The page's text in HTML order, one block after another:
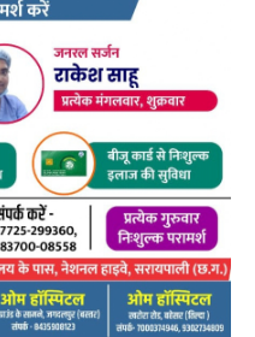
दिए हैं कि वे इस
से लें, आवश्यक
कार्रवाई करें। साथ ही